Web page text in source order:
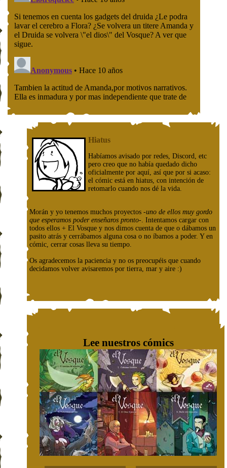
Hiatus
Habíamos avisado por redes, Discord, etc
pero creo que no había quedado dicho
oficialmente por aquí, así que por si acaso:
el cómic está en hiatus, con intención de
retomarlo cuando nos dé la vida.
Morán y yo tenemos muchos proyectos -uno de ellos muy gordo
que esperamos poder enseñaros pronto- . Intentamos cargar con
todos ellos + El Vosque y nos dimos cuenta de que o dábamos un
pasito atrás y cerrábamos alguna cosa o no íbamos a poder. Y en
cómic, cerrar cosas lleva su tiempo.
Os agradecemos la paciencia y no os preocupéis que cuando
decidamos volver avisaremos por tierra, mar y aire :)
Lee nuestros cómics